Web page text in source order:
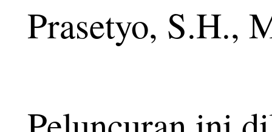
Prasetyo, S.H.,